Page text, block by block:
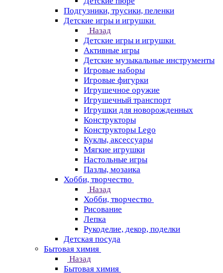
Подгузники, трусики, пеленки
Детские игры и игрушки
Назад
Детские игры и игрушки
Активные игры
Детские музыкальные инструменты
Игровые наборы
Игровые фигурки
Игрушечное оружие
Игрушечный транспорт
Игрушки для новорожденных
Конструкторы
Конструкторы Lego
Куклы, аксессуары
Мягкие игрушки
Настольные игры
Пазлы, мозаика
Хобби, творчество
Назад
Хобби, творчество
Рисование
Лепка
Рукоделие, декор, поделки
Детская посуда
Бытовая химия
Назад
Бытовая химия